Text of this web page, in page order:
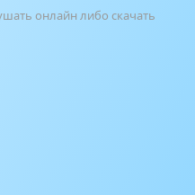
онлайн либо скачать